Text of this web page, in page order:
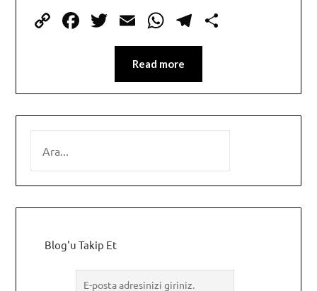
CopyFacebook
Twitter
EmailWhatsApp
Telegram
Read more
Blog'u Takip Et